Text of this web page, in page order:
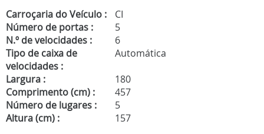
Carroçaria do Veículo :
CI
Número de portas :
5
N.º de velocidades :
6
Tipo de caixa de
velocidades :
Automática
Largura :
180
Comprimento (cm) :
457
Número de lugares :
5
Altura (cm) :
157